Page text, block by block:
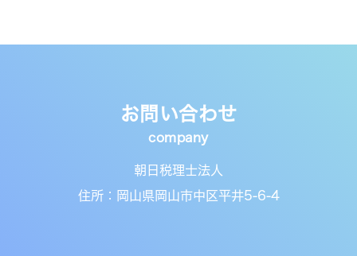
お問い合わせ
朝日税理士法人
住所：岡山県岡山市中区平井5-6-4